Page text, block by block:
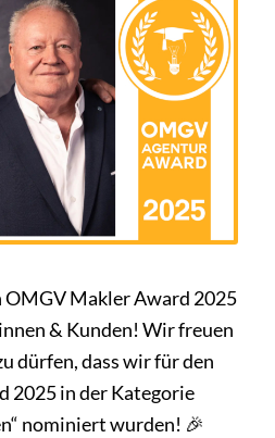
Makler Award 2025
& Kunden! Wir freuen
dürfen, dass wir für den
2025 in der Kategorie
nominiert wurden! 🎉